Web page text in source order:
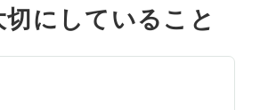
切にしていること